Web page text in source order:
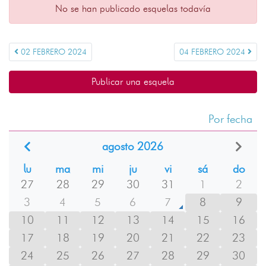
No se han publicado esquelas todavía
02 FEBRERO 2024 04 FEBRERO 2024
Publicar una esquela
Por fecha
agosto 2026
lu
ma mi ju vi sá
do
27
28 29 30 31 1
2
3
4 5 6 7 8
9
10
11 12 13 14 15
16
17
18 19 20 21 22
23
24
25 26 27 28 29
30